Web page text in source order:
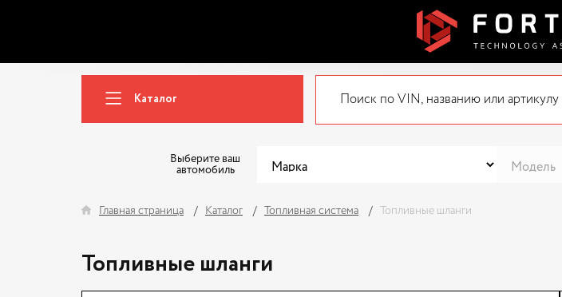
Каталог
Выберите ваш
автомобиль
Главная страница Каталог Топливная система Топливные шланги
Топливные шланги